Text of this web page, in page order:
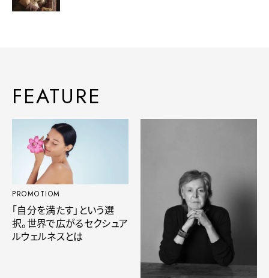
FEATURE
PROMOTIOM
「自分を満たす」という選
択。世界で広がるセクシュア
ルウェルネスとは